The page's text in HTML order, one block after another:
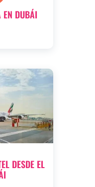
EN DUBÁI
DESDE EL